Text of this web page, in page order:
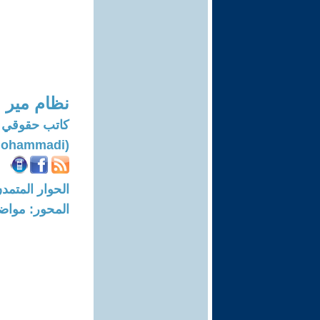
نظام
كاتب
(Nezam Mir Mohammadi)
الحوار المتمدن-العدد:
المحور: